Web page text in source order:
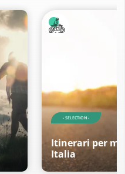
- SELECTION -
Itinerari per
Italia